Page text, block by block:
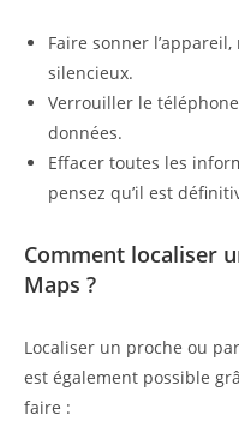
Faire sonner
silencieux.
Verrouiller le
données.
Effacer toutes les
pensez qu’il est
Comment localiser
Maps ?
Localiser un proche ou
est également possible
faire :